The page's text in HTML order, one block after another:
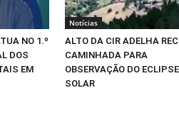
NO 1.º
DOS
EM
Notícias
ALTO DA CIR ADELHA
CAMINHADA PARA
OBSERVAÇÃO DO ECLIPSE
SOLAR